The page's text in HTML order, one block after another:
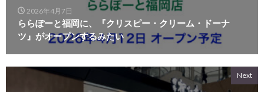
2026年4月7日
ららぽーと福岡に、『クリスピー・クリーム・ドーナ
ツ』がオープンするみたい
Next